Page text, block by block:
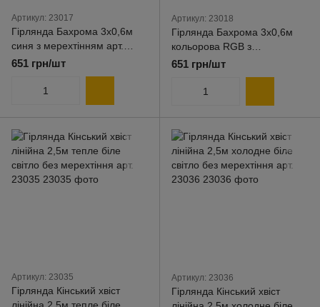
Артикул: 23017
Гірлянда Бахрома 3x0,6м
синя з мерехтінням арт.
23017
651 грн/шт
Артикул: 23018
Гірлянда Бахрома 3x0,6м
кольорова RGB з
мерехтінням арт. 23018
651 грн/шт
Артикул: 23035
Гірлянда Кінський хвіст
Артикул: 23036
Гірлянда Кінський хвіст